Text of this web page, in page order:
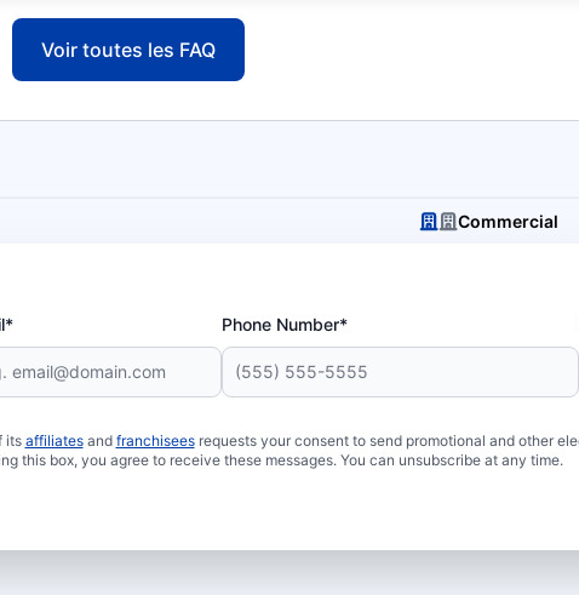
Voir toutes les FAQ
Commercial
Phone Number*
its affiliatesand franchiseesrequests your consent to send promotional and other
this box, you agree to receive these messages. You can unsubscribe at any time.